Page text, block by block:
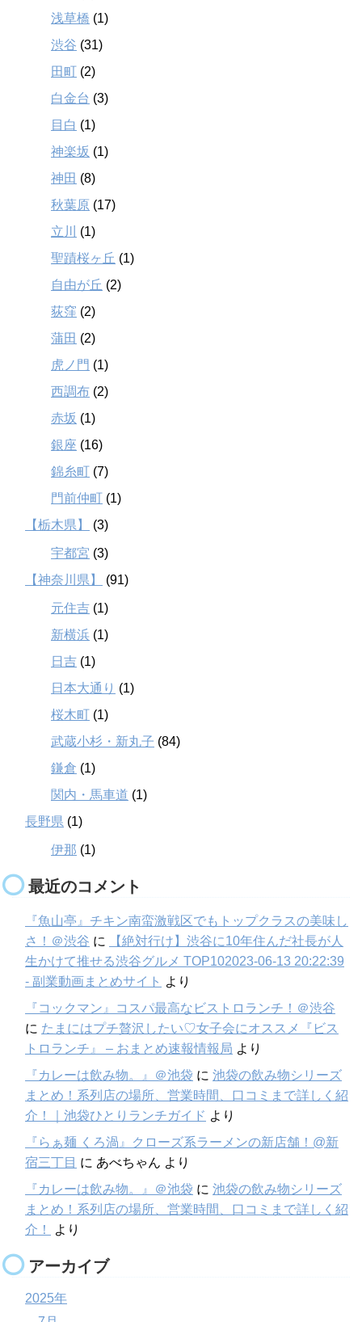
浅草橋 (1)
渋谷 (31)
田町 (2)
白金台 (3)
目白 (1)
神楽坂 (1)
神田 (8)
秋葉原 (17)
立川
(1)
聖蹟桜ヶ丘 (1)
自由が丘 (2)
荻窪 (2)
蒲田 (2)
虎ノ門 (1)
西調布 (2)
赤坂 (1)
銀座 (16)
錦糸町 (7)
門前仲町 (1)
【栃木県】
(3)
宇都宮 (3)
【神奈川県】
(91)
元住吉 (1)
新横浜 (1)
日吉 (1)
日本大通り (1)
桜木町 (1)
武蔵小杉・新丸子 (84)
鎌倉 (1)
関内・馬車道 (1)
長野県 (1)
伊那 (1)
最近のコメント
『魚山亭』チキン南蛮激戦区でもトップクラスの美味し
さ！＠渋谷 に
【絶対行け】渋谷に10年住んだ社長が人
生かけて推せる渋谷グルメ TOP102023-06-13 20:22:39
- 副業動画まとめサイト より
『コックマン』コスパ最高なビストロランチ！＠渋谷
に たまにはプチ贅沢したい♡女子会にオススメ『ビス
トロランチ』 – おまとめ速報情報局 より
『カレーは飲み物。』＠池袋 に 池袋の飲み物シリーズ
まとめ！系列店の場所、営業時間、口コミまで詳しく紹
介！｜池袋ひとりランチガイド より
『らぁ麺 くろ渦』クローズ系ラーメンの新店舗！@新
宿三丁目 に あべちゃん より
『カレーは飲み物。』＠池袋 に 池袋の飲み物シリーズ
まとめ！系列店の場所、営業時間、口コミまで詳しく紹
介！
より
アーカイブ
2025年